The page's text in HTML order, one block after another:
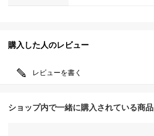
購入した人のレビュー
レビューを書く
ショップ内で一緒に購入されている商品